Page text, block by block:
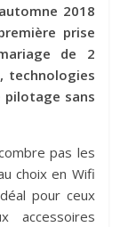
2018
prise
de 2
technologies
sans
pas les
choix en Wifi
pour ceux
accessoires